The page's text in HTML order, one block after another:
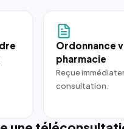
Ordonnance
pharmacie
Reçue
consultation.